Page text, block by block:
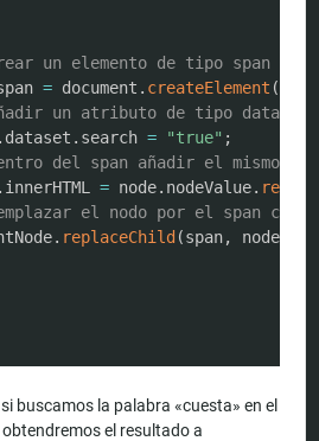
un elemento de tipo span
= document . createElement (
un atributo de tipo data al
. dataset . search = "true" ;
del span añadir el mismo
. innerHTML = node. nodeValue.
el nodo por el span
. replaceChild (span, node
buscamos la palabra «cuesta» en el
el resultado a